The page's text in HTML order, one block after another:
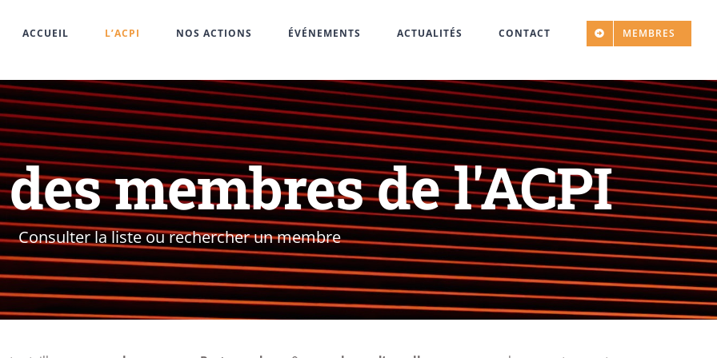
ACCUEIL L’ACPI NOS ACTIONS ÉVÉNEMENTS ACTUALITÉS CONTACT MEMBRES
membres de l'ACPI
Consulter la liste ou rechercher un membre